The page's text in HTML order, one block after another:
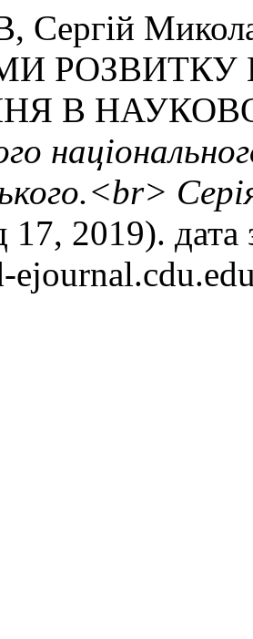
Сергій
В
17, 2019).